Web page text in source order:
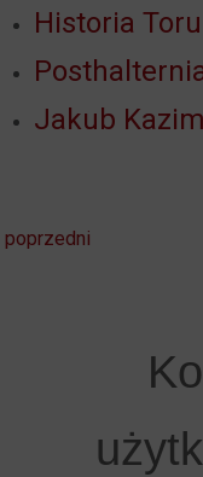
Historia
Jakub
poprzedni